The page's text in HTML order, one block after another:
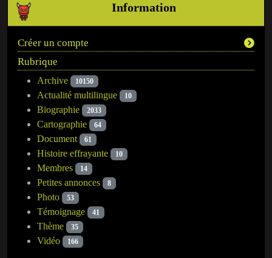
Information
Créer un compte
Rubrique
Archive 10150
Actualité multilingue 10
Biographie 2033
Cartographie 64
Document 61
Histoire effrayante 10
Membres 14
Petites annonces 8
Photo 53
Témoignage 41
Thème 35
Vidéo 166